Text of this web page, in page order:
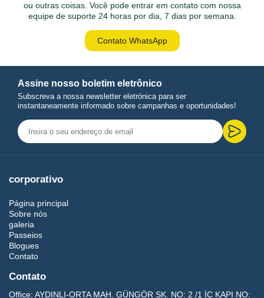
ou outras coisas. Você pode entrar em contato com nossa
equipe de suporte 24 horas por dia, 7 dias por semana.
Contato WhatsApp
Assine nosso boletim eletrônico
Subscreva a nossa newsletter eletrónica para ser
instantaneamente informado sobre campanhas e oportunidades!
corporativo
Página principal
Sobre nós
galeria
Passeios
Blogues
Contato
Contato
Office: AYDINLI-ORTA MAH. GÜNGÖR SK. NO: 2 /1 İÇ KAPI NO: